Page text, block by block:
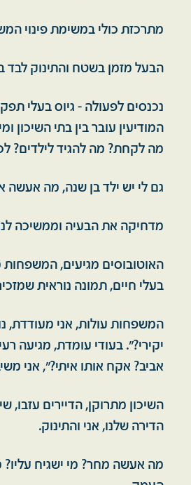
מתרכזת כולי במשימת פינוי
הבעל מזמן בשטח והתינוק לבד
נכנסים לפעולה - גיוס בעלי
המודיעין עובר בין בתי השיכון
מה לקחת? מה להגיד לילדים?
גם לי יש ילד בן שנה, מה אעשה
מדחיקה את הבעיה וממשיכה
האוטובוסים מגיעים, המשפחות
בעלי חיים, תמונה נוראית
המשפחות עולות, אני מעודדת,
יקירי?". בעודי עומדת, מגיעה
אביב? אקח אותו איתי?", אני
השיכון מתרוקן, הדיירים עזבו,
הדירה שלנו, אני והתינוק.
מה אעשה מחר? מי ישגיח